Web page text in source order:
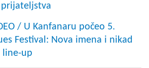
/ U Kanfanaru počeo 5.
Festival: Nova imena i nikad
up